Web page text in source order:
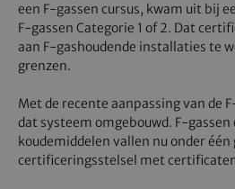
een F‑gassen cursus, kwam uit bij
F‑gassen Categorie 1 of 2. Dat
aan F‑gashoudende installaties te
grenzen.
Met de recente aanpassing van de
dat systeem omgebouwd.
koudemiddelen vallen nu onder
certificeringsstelsel met certificaten